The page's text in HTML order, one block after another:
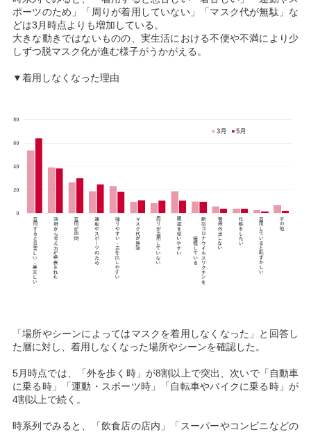
ポーツのため」「周りが着用していない」「マスク代が無駄」な
どは3月時点よりも増加している。
大きな動きではないものの、実生活における不便や不満により少
しずつ脱マスク化が進む様子がうかがえる。
▼着用しなくなった理由
「場所やシーンによってはマスクを着用しなくなった」と回答し
た層に対し、着用しなくなった場所やシーンを確認した。
5月時点では、「外を歩く時」が8割以上で突出、次いで「自動車
に乗る時」「運動・スポーツ時」「自転車やバイクに乗る時」が
4割以上で続く。
時系列でみると、「飲食店の店内」「スーパーやコンビニなどの